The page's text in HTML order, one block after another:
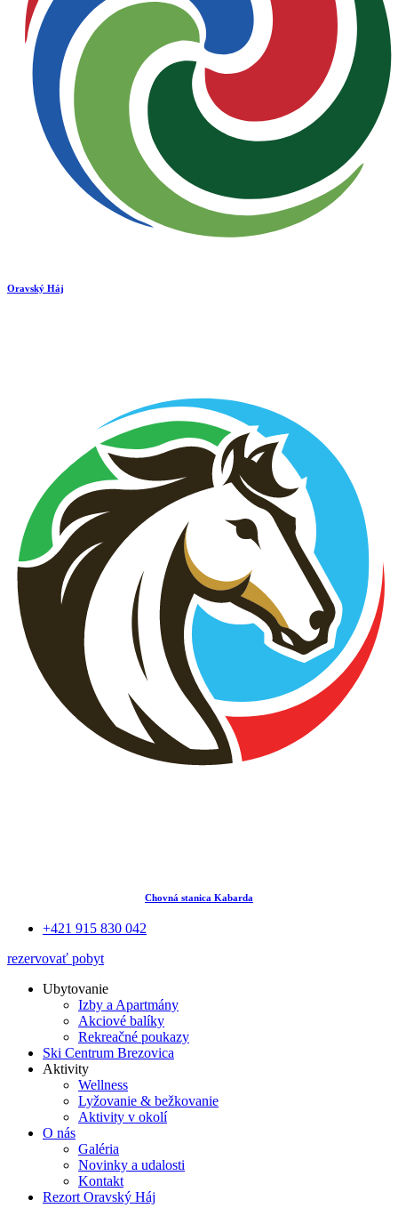
Oravský Háj
Chovná stanica Kabarda
+421 915 830 042
rezervovať pobyt
Ubytovanie
Izby a Apartmány
Akciové balíky
Rekreačné poukazy
Ski Centrum Brezovica
Aktivity
Wellness
Lyžovanie & bežkovanie
Aktivity v okolí
O nás
Galéria
Novinky a udalosti
Kontakt
Rezort Oravský Háj